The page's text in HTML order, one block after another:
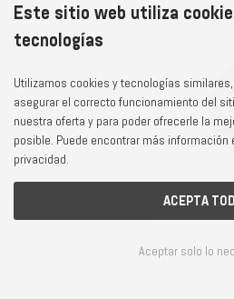
Servicio
Contacto
Declaración de accesibilidad
Plazo de entrega y gastos de envío
CGC y derecho de revocación
Configuración de las cookies
Este sitio web utiliza
tecnologías
Utilizamos cookies y tecnologías
asegurar el correcto funcionamiento del
nuestra oferta y para poder ofrecerle la
posible. Puede encontrar más información
privacidad.
ACEPTA
Aceptar solo lo